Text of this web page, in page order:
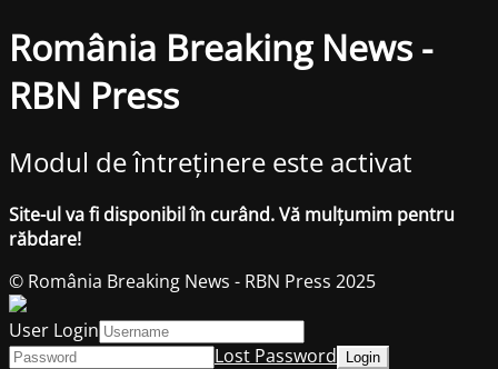
România Breaking News -
RBN Press
Modul de întreținere este activat
Site-ul va fi disponibil în curând. Vă mulțumim pentru
răbdare!
© România Breaking News - RBN Press 2025
User Login
Lost Password